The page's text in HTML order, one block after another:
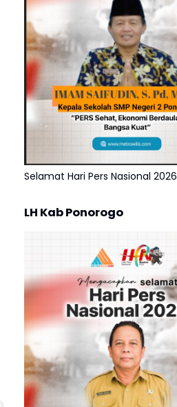
Selamat Hari Pers Nasional 2026
LH Kab Ponorogo